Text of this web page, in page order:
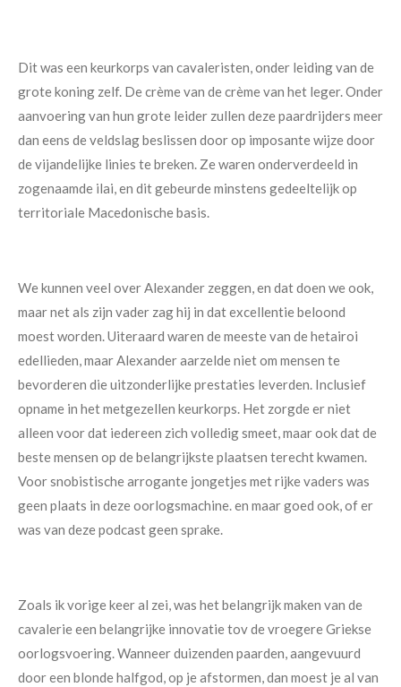
Dit was een keurkorps van cavaleristen, onder leiding van de
grote koning zelf. De crème van de crème van het leger. Onder
aanvoering van hun grote leider zullen deze paardrijders meer
dan eens de veldslag beslissen door op imposante wijze door
de vijandelijke linies te breken. Ze waren onderverdeeld in
zogenaamde ilai, en dit gebeurde minstens gedeeltelijk op
territoriale Macedonische basis.
We kunnen veel over Alexander zeggen, en dat doen we ook,
maar net als zijn vader zag hij in dat excellentie beloond
moest worden. Uiteraard waren de meeste van de hetairoi
edellieden, maar Alexander aarzelde niet om mensen te
bevorderen die uitzonderlijke prestaties leverden. Inclusief
opname in het metgezellen keurkorps. Het zorgde er niet
alleen voor dat iedereen zich volledig smeet, maar ook dat de
beste mensen op de belangrijkste plaatsen terecht kwamen.
Voor snobistische arrogante jongetjes met rijke vaders was
geen plaats in deze oorlogsmachine. en maar goed ook, of er
was van deze podcast geen sprake.
Zoals ik vorige keer al zei, was het belangrijk maken van de
cavalerie een belangrijke innovatie tov de vroegere Griekse
oorlogsvoering. Wanneer duizenden paarden, aangevuurd
door een blonde halfgod, op je afstormen, dan moest je al van